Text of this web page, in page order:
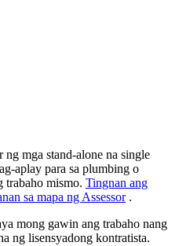
mga stand-alone na single
aplay para sa plumbing o
trabaho mismo. Tingnan ang
sa mapa ng Assessor.
mong gawin ang trabaho nang
ng lisensyadong kontratista.